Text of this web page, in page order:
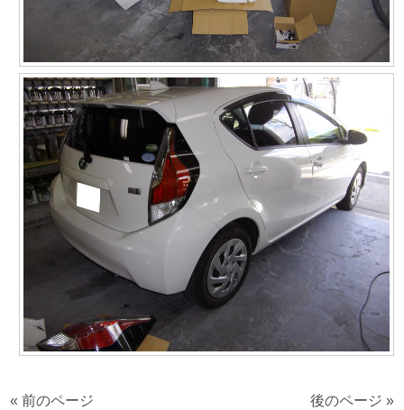
« 前のページ 後のページ »